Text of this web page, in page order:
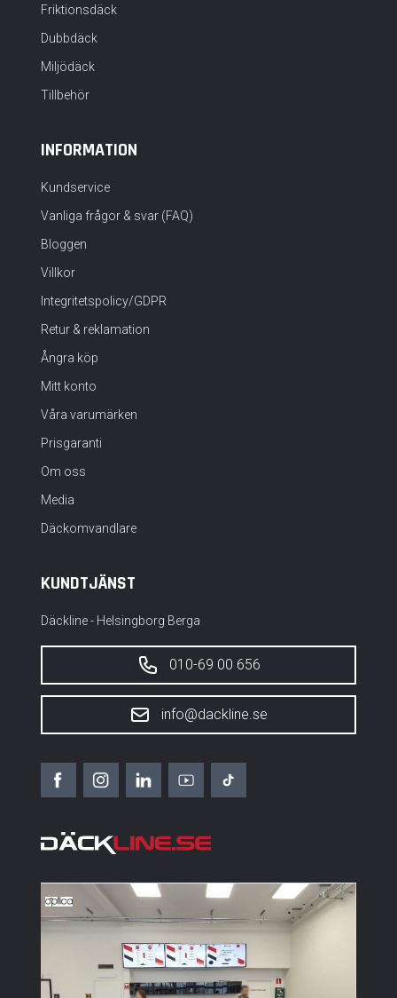
Friktionsdäck
Dubbdäck
Miljödäck
Tillbehör
INFORMATION
Kundservice
Vanliga frågor & svar (FAQ)
Bloggen
Villkor
Integritetspolicy/GDPR
Retur & reklamation
Ångra köp
Mitt konto
Våra varumärken
Prisgaranti
Om oss
Media
Däckomvandlare
KUNDTJÄNST
Däckline - Helsingborg Berga
010-69 00 656
info@dackline.se